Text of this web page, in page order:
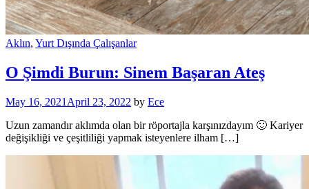
Aklın, Yurt Dışında Çalışanlar
O Şimdi Burun: Sinem Başaran Ateş
May 16, 2021 April 23, 2022 by Ece
Uzun zamandır aklımda olan bir röportajla karşınızdayım 🙂 Kariyer
değişikliği ve çeşitliliği yapmak isteyenlere ilham […]